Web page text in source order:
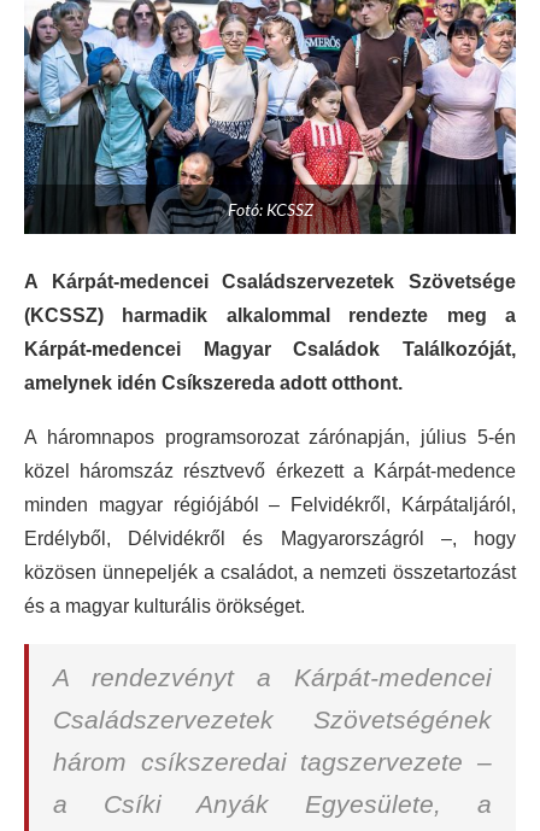
Fotó: KCSSZ
A Kárpát-medencei Családszervezetek Szövetsége
(KCSSZ) harmadik alkalommal rendezte meg a
Kárpát-medencei Magyar Családok Találkozóját,
amelynek idén Csíkszereda adott otthont.
A háromnapos programsorozat zárónapján, július 5-én
közel háromszáz résztvevő érkezett a Kárpát-medence
minden magyar régiójából – Felvidékről, Kárpátaljáról,
Erdélyből, Délvidékről és Magyarországról –, hogy
közösen ünnepeljék a családot, a nemzeti összetartozást
és a magyar kulturális örökséget.
A rendezvényt a Kárpát-medencei
Családszervezetek Szövetségének
három csíkszeredai tagszervezete –
a Csíki Anyák Egyesülete, a